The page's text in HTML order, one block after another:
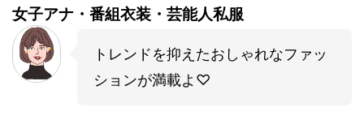
女子アナ・番組衣装・芸能人私服
トレンドを抑えたおしゃれなファッ
ションが満載よ♡